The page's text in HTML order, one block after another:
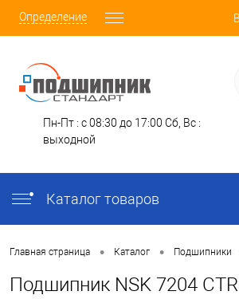
Определение
Пн-Пт : с 08:30 до 17:00 Сб, Вс :
выходной
Каталог товаров
Главная страница • Каталог • Подшипники
Подшипник NSK 7204